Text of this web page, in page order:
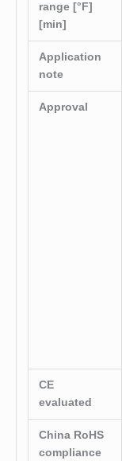
range [°F]
[min]
Application
note
Approval
CE
evaluated
China RoHS
compliance